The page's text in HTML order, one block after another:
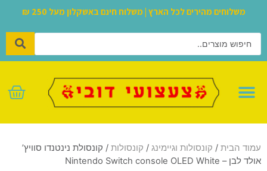
משלוחים מהירים לכל הארץ | משלוח חינם באשקלון מעל 250 ₪
עמוד הבית / קונסולות וגיימינג / קונסולות / קונסולת נינטנדו סוויץ’
אולד לבן – Nintendo Switch console OLED White